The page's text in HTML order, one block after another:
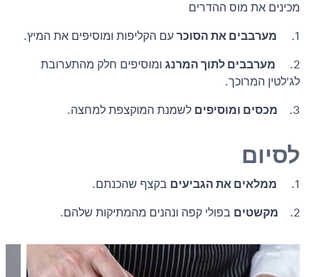
מכינים את מוס ההדרים
1. מערבבים את הסוכר עם הקליפות ומוסיפים את המיץ.
2. מערבבים לתוך המרנג ומוסיפים חלק מהתערובת
לג'לטין המרוכך.
3. מכסים ומוסיפים לשמנת המוקצפת למחצה.
לסיום
1. ממלאים את הגביעים בקצף שהכנתם.
2. מקשטים בפולי קפה ונהנים מהמתיקות שלהם.